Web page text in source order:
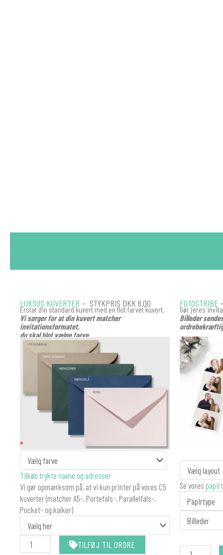
LUKSUS KUVERTER – STYKPRIS DKK 6.00
Erstat din standard kuvert med en flot farvet kuvert.
Vi sørger for at din kuvert matcher
invitationsformatet,
du skal blot vælge farve.
*
Tilkøb trykte navne og adresser
Vi gør opmærksom på, at vi kun printer på vores C5
kuverter (matcher A5-, Portefals-, Parallelfals-,
Pocket- og kalker)
KUVERT
antal
TILFØJ TIL ORDRE
FOTOSTRIBE
Gør jeres
Billeder
Se vores
FOTOSTRIBE
BRYLLUP
antal